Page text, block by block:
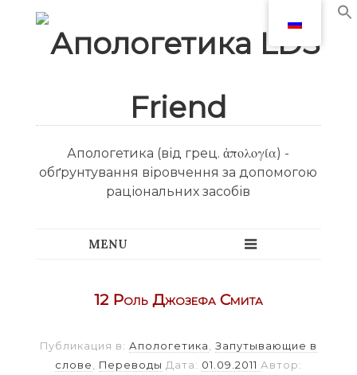
Апологетика (від грец. ἀπολογία) -
обґрунтування віровчення за допомогою
раціональних засобів
12 Роль Джозефа Смита
Публикация в: Апологетика , Запутывающие в
слове , Переводы Дата: 01.09.2011 Автор: